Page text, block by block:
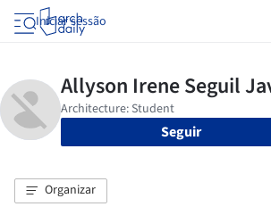
Iniciar sessão
Seguir
Organizar